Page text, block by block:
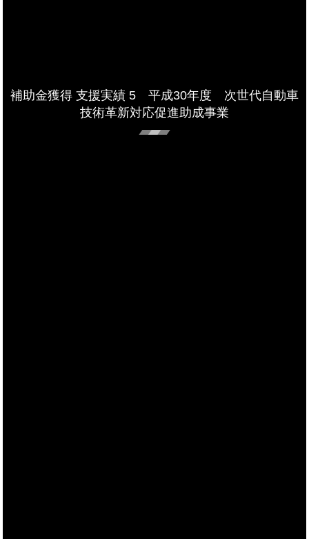
補助金獲得 支援実績 5 平成30年度 次世代自動車
技術革新対応促進助成事業